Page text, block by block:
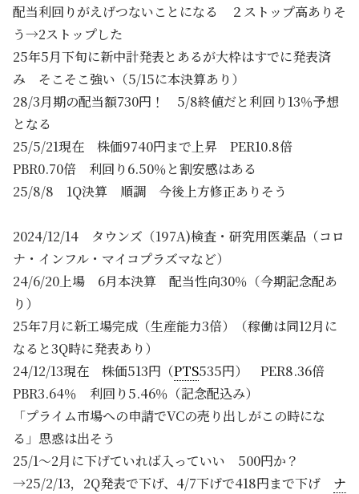
配当利回りがえげつないことになる ２ストップ高ありそ
う→2ストップした
25年5月下旬に新中計発表とあるが大枠はすでに発表済
み そこそこ強い（5/15に本決算あり）
28/3月期の配当額730円！ 5/8終値だと利回り13％予想
となる
25/5/21現在 株価9740円まで上昇 PER10.8倍
PBR0.70倍 利回り6.50％と割安感はある
25/8/8 1Q決算 順調 今後上方修正ありそう
2024/12/14 タウンズ（197A)検査・研究用医薬品（コロ
ナ・インフル・マイコプラズマなど）
24/6/20上場 6月本決算 配当性向30％（今期記念配あ
り）
25年7月に新工場完成（生産能力3倍）（稼働は同12月に
なると3Q時に発表あり）
24/12/13現在 株価513円（PTS535円） PER8.36倍
PBR3.64％ 利回り5.46％（記念配込み）
「プライム市場への申請でVCの売り出しがこの時にな
る」思惑は出そう
25/1～2月に下げていれば入っていい 500円か？
→25/2/13，2Q発表で下げ、4/7下げで418円まで下げ ナ